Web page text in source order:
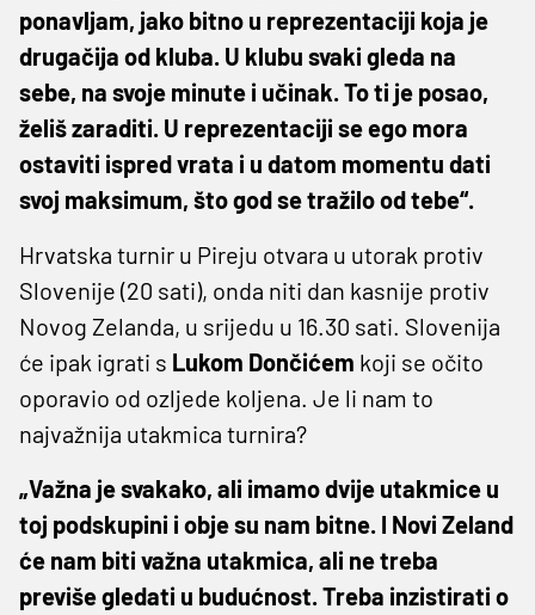
ponavljam, jako bitno u reprezentaciji koja je
drugačija od kluba. U klubu svaki gleda na
sebe, na svoje minute i učinak. To ti je posao,
želiš zaraditi. U reprezentaciji se ego mora
ostaviti ispred vrata i u datom momentu dati
svoj maksimum, što god se tražilo od tebe“.
Hrvatska turnir u Pireju otvara u utorak protiv
Slovenije (20 sati), onda niti dan kasnije protiv
Novog Zelanda, u srijedu u 16.30 sati. Slovenija
će ipak igrati s Lukom Dončićem koji se očito
oporavio od ozljede koljena. Je li nam to
najvažnija utakmica turnira?
„Važna je svakako, ali imamo dvije utakmice u
toj podskupini i obje su nam bitne. I Novi Zeland
će nam biti važna utakmica, ali ne treba
previše gledati u budućnost. Treba inzistirati o